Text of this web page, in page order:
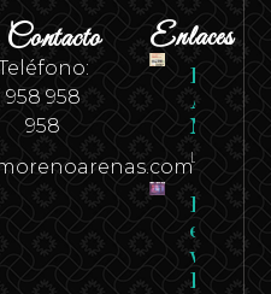
Contacto
958 958
958
Enlaces
Revista
N.º 2
Leer
en
viva –